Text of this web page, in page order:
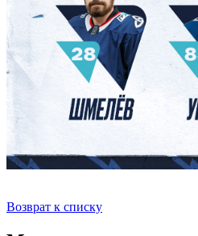
Возврат к списку